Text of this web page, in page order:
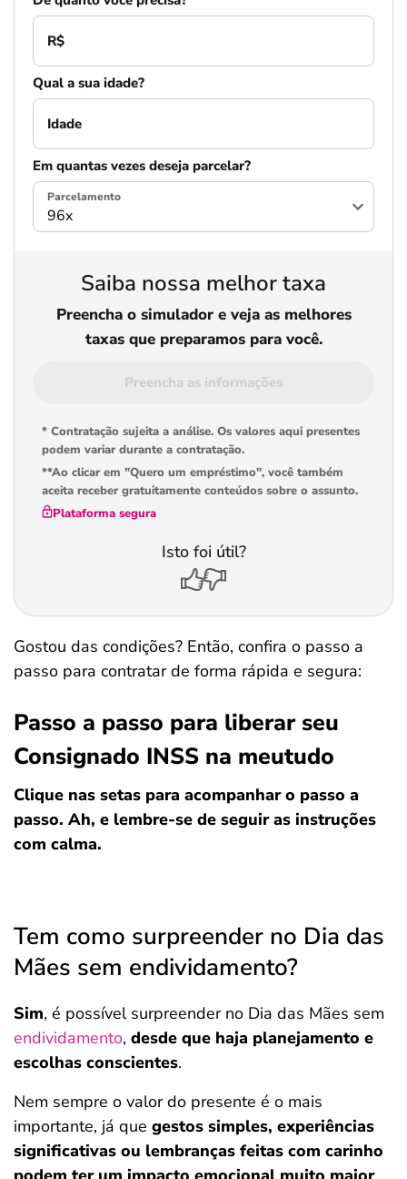
R$
Qual a sua idade?
Idade
Em quantas vezes deseja parcelar?
Parcelamento
Saiba nossa melhor taxa
Preencha o simulador e veja as melhores
taxas que preparamos para você.
Preencha as informações
* Contratação sujeita a análise. Os valores aqui presentes
podem variar durante a contratação.
**Ao clicar em "Quero um empréstimo", você também
aceita receber gratuitamente conteúdos sobre o assunto.
Plataforma segura
Isto foi útil?
Gostou das condições? Então, confira o passo a
passo para contratar de forma rápida e segura:
Passo a passo para liberar seu
Consignado INSS na meutudo
Clique nas setas para acompanhar o passo a
passo. Ah, e lembre-se de seguir as instruções
com calma.
Tem como surpreender no Dia das
Mães sem endividamento?
Sim, é possível surpreender no Dia das Mães sem
endividamento, desde que haja planejamento e
escolhas conscientes.
Nem sempre o valor do presente é o mais
importante, já que gestos simples, experiências
significativas ou lembranças feitas com carinho